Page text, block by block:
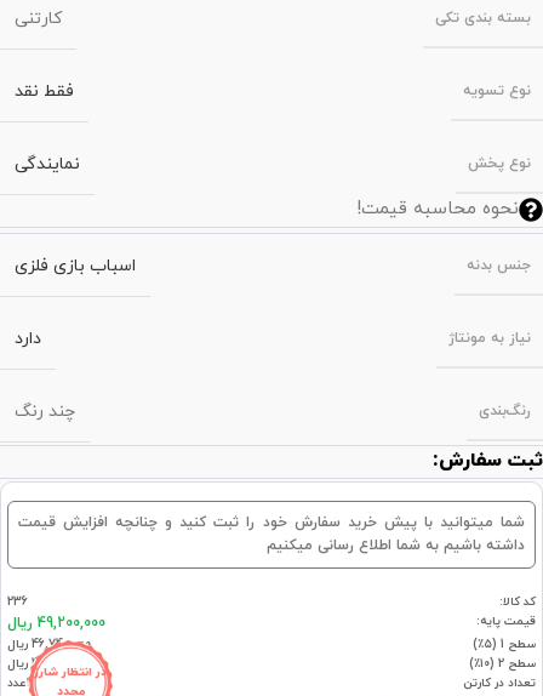
بسته‌ بندی تکی کارتنی
نوع تسویه فقط نقد
نوع پخش نمایندگی
نحوه محاسبه قیمت!
جنس بدنه اسباب بازی فلزی
نیاز به مونتاژ دارد
رنگ‌بندی چند رنگ
ثبت سفارش:
شما میتوانید با پیش خرید سفارش خود را ثبت کنید و چنانچه افزایش قیمت
داشته باشیم به شما اطلاع رسانی میکنیم
در انتظار شارژ
مجدد
کد کالا:
236
قیمت پایه:
49,200,000 ریال
سطح 1 (۵٪)
46,740,000 ریال
سطح 2 (۱۰٪)
44,280,000 ریال
تعداد در کارتن
1عدد